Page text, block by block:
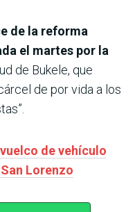
de la reforma
el martes por la
de Bukele, que
de por vida a los
de vehículo
Lorenzo